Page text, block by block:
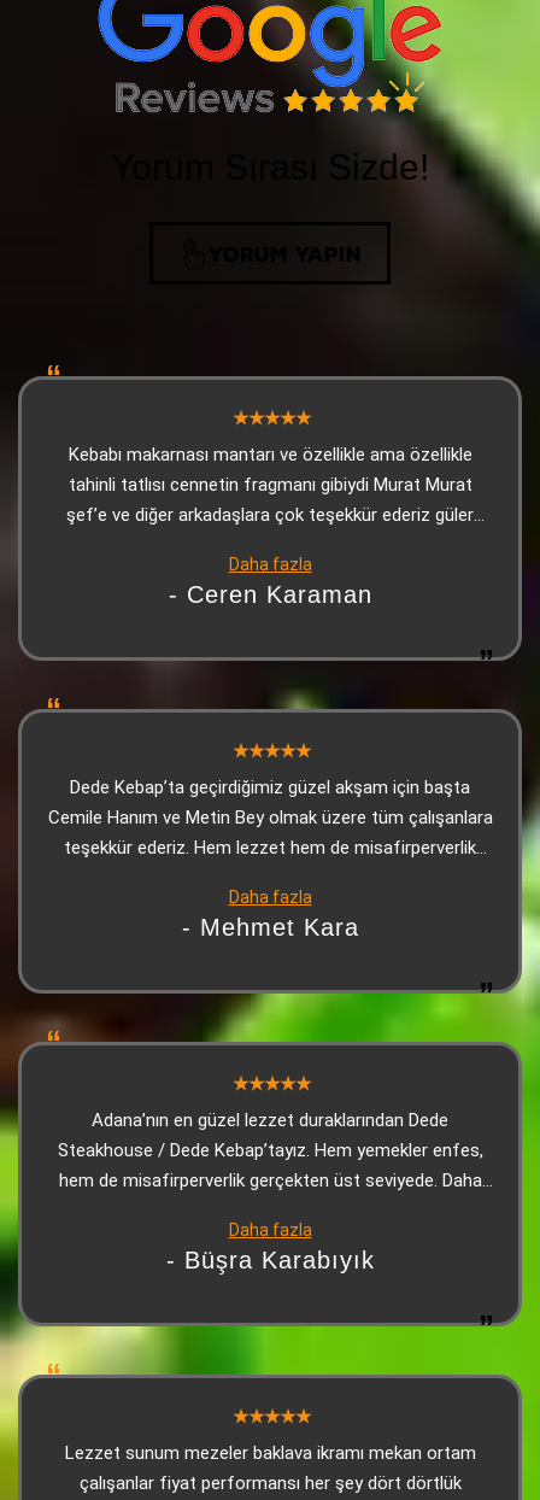
Yorum Sırası Sizde!
YORUM YAPIN
Kebabı makarnası mantarı ve özellikle ama özellikle
tahinli tatlısı cennetin fragmanı gibiydi Murat Murat
şef’e ve diğer arkadaşlara çok teşekkür ederiz güler
Adana’daysanız ve bu yorumu okuyorsanız mutlaka en
azından tatmanızı şiddetle tavsiye ediyorum. Son olarak
Daha fazla
- Ceren Karaman
Dede Kebap’ta geçirdiğimiz güzel akşam için başta
Cemile Hanım ve Metin Bey olmak üzere tüm çalışanlara
teşekkür ederiz. Hem lezzet hem de misafirperverlik
Daha fazla
- Mehmet Kara
Adana’nın en güzel lezzet duraklarından Dede
Steakhouse / Dede Kebap’tayız. Hem yemekler enfes,
hem de misafirperverlik gerçekten üst seviyede. Daha
makarna ikramı geliyor… Kıvamı, tadı, aroması efsane. Bir
de isli mantar var ki… Gerçekten Dede’nin imzası gibi.
bugün bizi öyle güzel ağırlayan biri vardı ki… Garsonumuz
Murat Büklük. Güleryüzü, hızlı servisi, ince düşünülmüş
getiren özel biri. Hem işine hâkim, hem misafirini
anlayan, hem de Dede’nin kalitesini hissettiren bir
çalışan. Kısacası; Dede Steakhouse yine muhteşemdi,
Daha fazla
- Büşra Karabıyık
Lezzet sunum mezeler baklava ikramı mekan ortam
çalışanlar fiyat performansı her şey dört dörtlük